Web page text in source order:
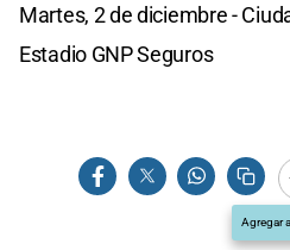
Martes, 2 de diciembre -
Estadio GNP Seguros
Agregar